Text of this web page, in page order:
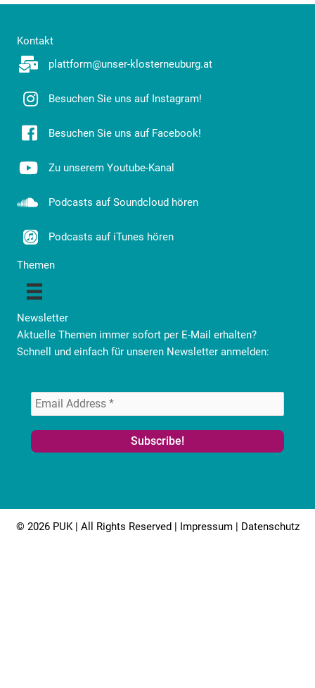
Kontakt
plattform@unser-klosterneuburg.at
Besuchen Sie uns auf Instagram!
Besuchen Sie uns auf Facebook!
Zu unserem Youtube-Kanal
Podcasts auf Soundcloud hören
Podcasts auf iTunes hören
Themen
Newsletter
Aktuelle Themen immer sofort per E-Mail erhalten?
Schnell und einfach für unseren Newsletter anmelden:
© 2026 PUK | All Rights Reserved | Impressum| Datenschutz